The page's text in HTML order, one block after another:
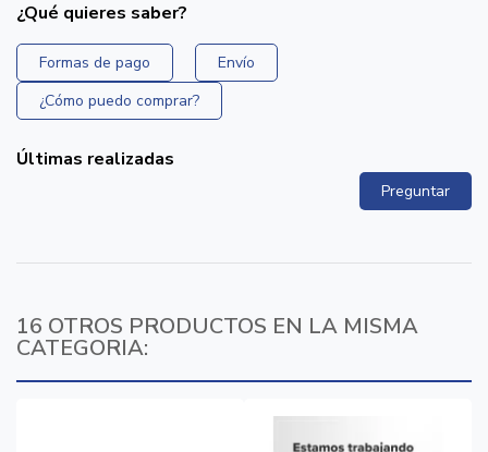
¿Qué quieres saber?
Formas de pago
Envío
¿Cómo puedo comprar?
Últimas realizadas
Preguntar
16 OTROS PRODUCTOS EN LA MISMA
CATEGORIA: